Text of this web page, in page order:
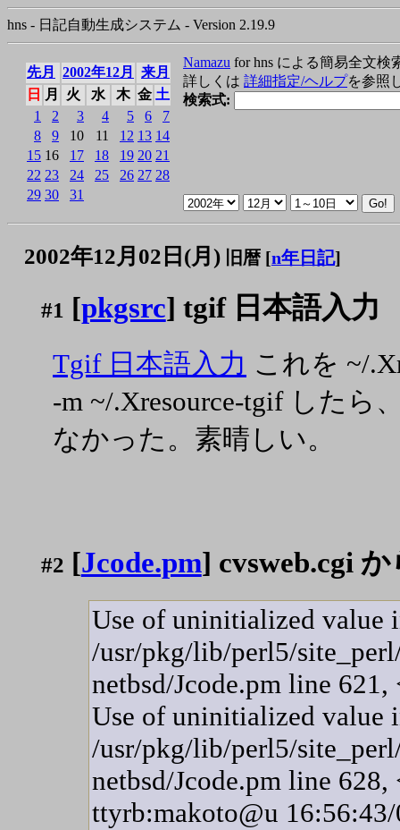
hns - 日記自動生成システム - Version 2.19.9
先月 2002年12月
来月
日
月 火 水 木 金 土
1
2 3 4 5 6
7
8
9 10 11 12 13 14
15 16 17 18 19 20 21
22 23 24 25 26 27 28
29 30 31
Namazu for hns による簡易全文検
詳しくは 詳細指定/ヘルプを参照
検索式:
2002年12月02日(月) 旧暦 [n年日記]
#1 [pkgsrc] tgif 日本語入力
Tgif 日本語入力 これを ~/
-m ~/.Xresource-tgif したら
なかった。素晴しい。
#2 [Jcode.pm] cvsweb.cgi
Use of uninitialized value
/usr/pkg/lib/perl5/
netbsd/Jcode.pm line
Use of uninitialized value
/usr/pkg/lib/perl5/
netbsd/Jcode.pm line
ttyrb:makoto@u